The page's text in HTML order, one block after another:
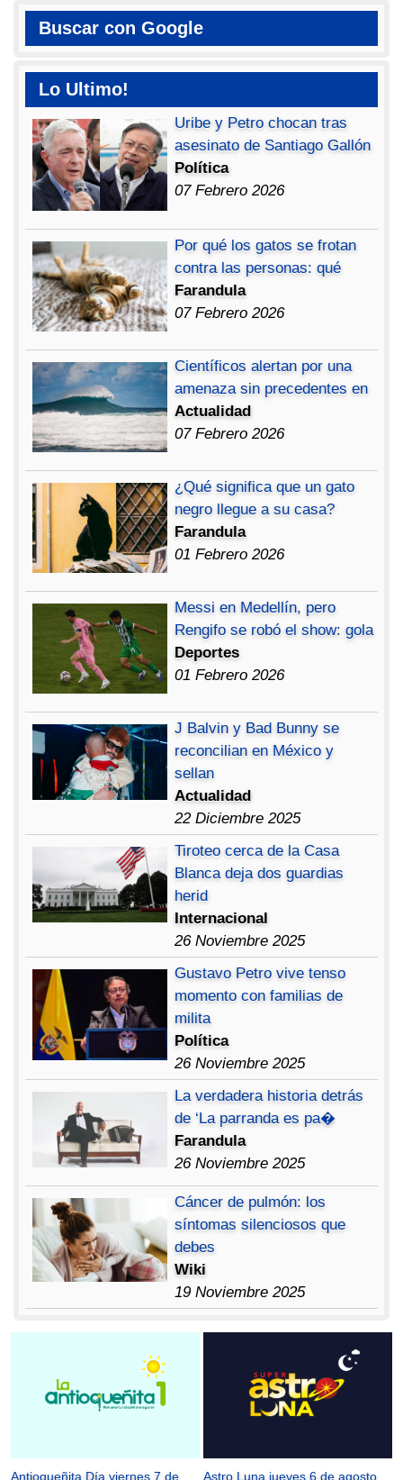
Buscar con Google
Lo Ultimo!
Uribe y Petro chocan tras
asesinato de Santiago Gallón
Política
07 Febrero 2026
Por qué los gatos se frotan
contra las personas: qué
Farandula
07 Febrero 2026
Científicos alertan por una
amenaza sin precedentes en
Actualidad
07 Febrero 2026
¿Qué significa que un gato
negro llegue a su casa?
Farandula
01 Febrero 2026
Messi en Medellín, pero
Rengifo se robó el show: gola
Deportes
01 Febrero 2026
J Balvin y Bad Bunny se
reconcilian en México y
sellan
Actualidad
22 Diciembre 2025
Tiroteo cerca de la Casa
Blanca deja dos guardias
herid
Internacional
26 Noviembre 2025
Gustavo Petro vive tenso
momento con familias de
milita
Política
26 Noviembre 2025
La verdadera historia detrás
de ‘La parranda es pa�
Farandula
26 Noviembre 2025
Cáncer de pulmón: los
síntomas silenciosos que
debes
Wiki
19 Noviembre 2025
Antioqueñita Día viernes 7 de
Astro Luna jueves 6 de agosto